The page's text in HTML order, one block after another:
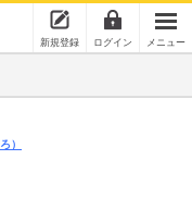
新規登録 ログイン メニュー
）